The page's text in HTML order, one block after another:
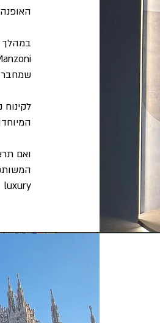
במהלך
שמחבר
לקינוח
ואם
luxury מינימליסטי.